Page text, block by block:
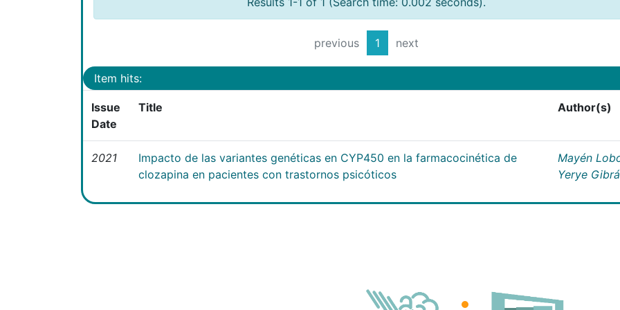
previous 1 next
Item hits:
Issue
Date
Title Author(s)
2021
Impacto de las variantes genéticas en CYP450 en la farmacocinética de
clozapina en pacientes con trastornos psicóticos
Mayén
Yerye